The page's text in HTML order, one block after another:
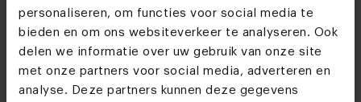
personaliseren, om functies voor social media te
bieden en om ons websiteverkeer te analyseren. Ook
delen we informatie over uw gebruik van onze site
met onze partners voor social media, adverteren en
analyse. Deze partners kunnen deze gegevens
Woonwinkels